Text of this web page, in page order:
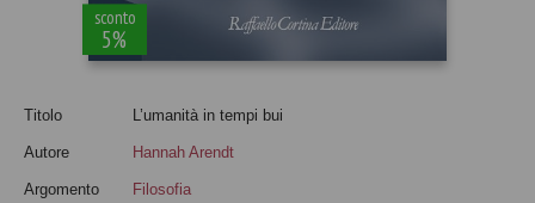
sconto
5%
Titolo L’umanità in tempi bui
Autore Hannah Arendt
Argomento Filosofia